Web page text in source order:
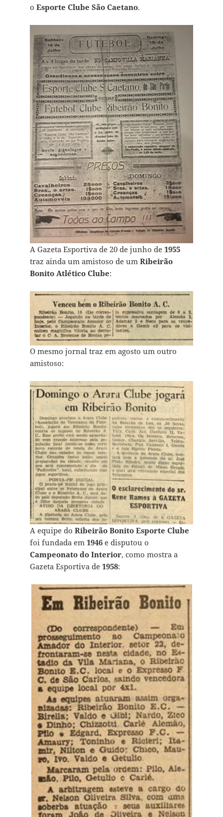
o Esporte Clube São Caetano.
A Gazeta Esportiva de 20 de junho de 1955
traz ainda um amistoso de um Ribeirão
Bonito Atlético Clube:
O mesmo jornal traz em agosto um outro
amistoso:
A equipe do Ribeirão Bonito Esporte Clube
foi fundada em 1946e disputou o
Campeonato do Interior, como mostra a
Gazeta Esportiva de 1958: